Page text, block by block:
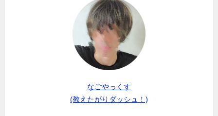
なごやっくす
(教えたがりダッシュ！)